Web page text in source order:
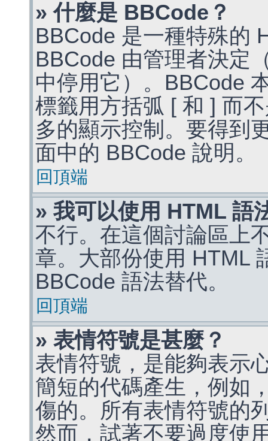
» 什麼是 BBCode？
BBCode 是一種特殊的
BBCode 由管理者決定
中停用它）。BBCode
標籤用方括弧 [ 和 ] 而
多的顯示控制。要得到
面中的 BBCode 說明。
回頂端
» 我可以使用 HTML 語
不行。在這個討論區上
章。大部份使用 HTML
BBCode 語法替代。
回頂端
» 表情符號是甚麼？
表情符號，是能夠表示
簡短的代碼產生，例如
傷的。所有表情符號的
然而，試著不要過度使